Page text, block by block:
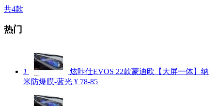
共4款
热门
1
炫咔仕EVOS 22款蒙迪欧【大屏一体】纳
米防爆膜-蓝光 ¥ 78-85